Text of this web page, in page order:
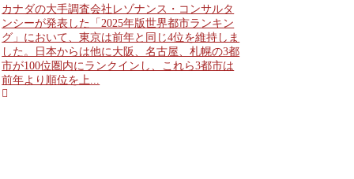
カナダの大手調査会社レゾナンス・コンサルタ
ンシーが発表した「2025年版世界都市ランキン
グ」において、東京は前年と同じ4位を維持しま
した。日本からは他に大阪、名古屋、札幌の3都
市が100位圏内にランクインし、これら3都市は
前年より順位を上...